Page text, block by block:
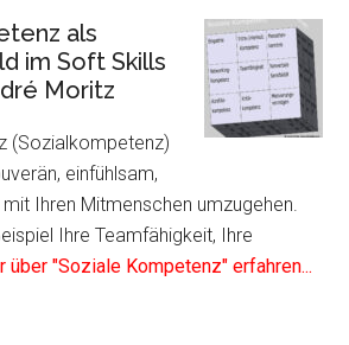
als
im Soft Skills
Moritz
(Sozialkompetenz)
einfühlsam,
Ihren Mitmenschen umzugehen.
Ihre Teamfähigkeit, Ihre
über "Soziale Kompetenz" erfahren...